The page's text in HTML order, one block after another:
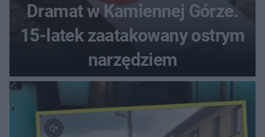
Dramat w Kamiennej Górze.
15-latek zaatakowany ostrym
narzędziem